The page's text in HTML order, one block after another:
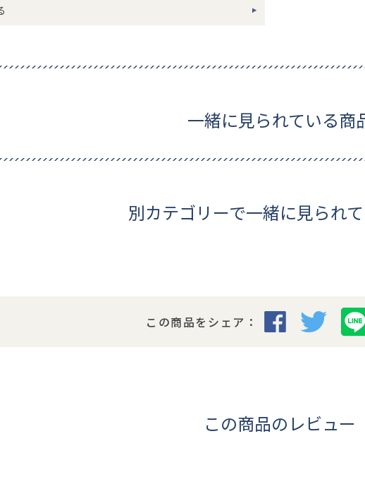
一緒に見られている商
別カテゴリーで一緒に見られ
この商品をシェア：
この商品のレビュー